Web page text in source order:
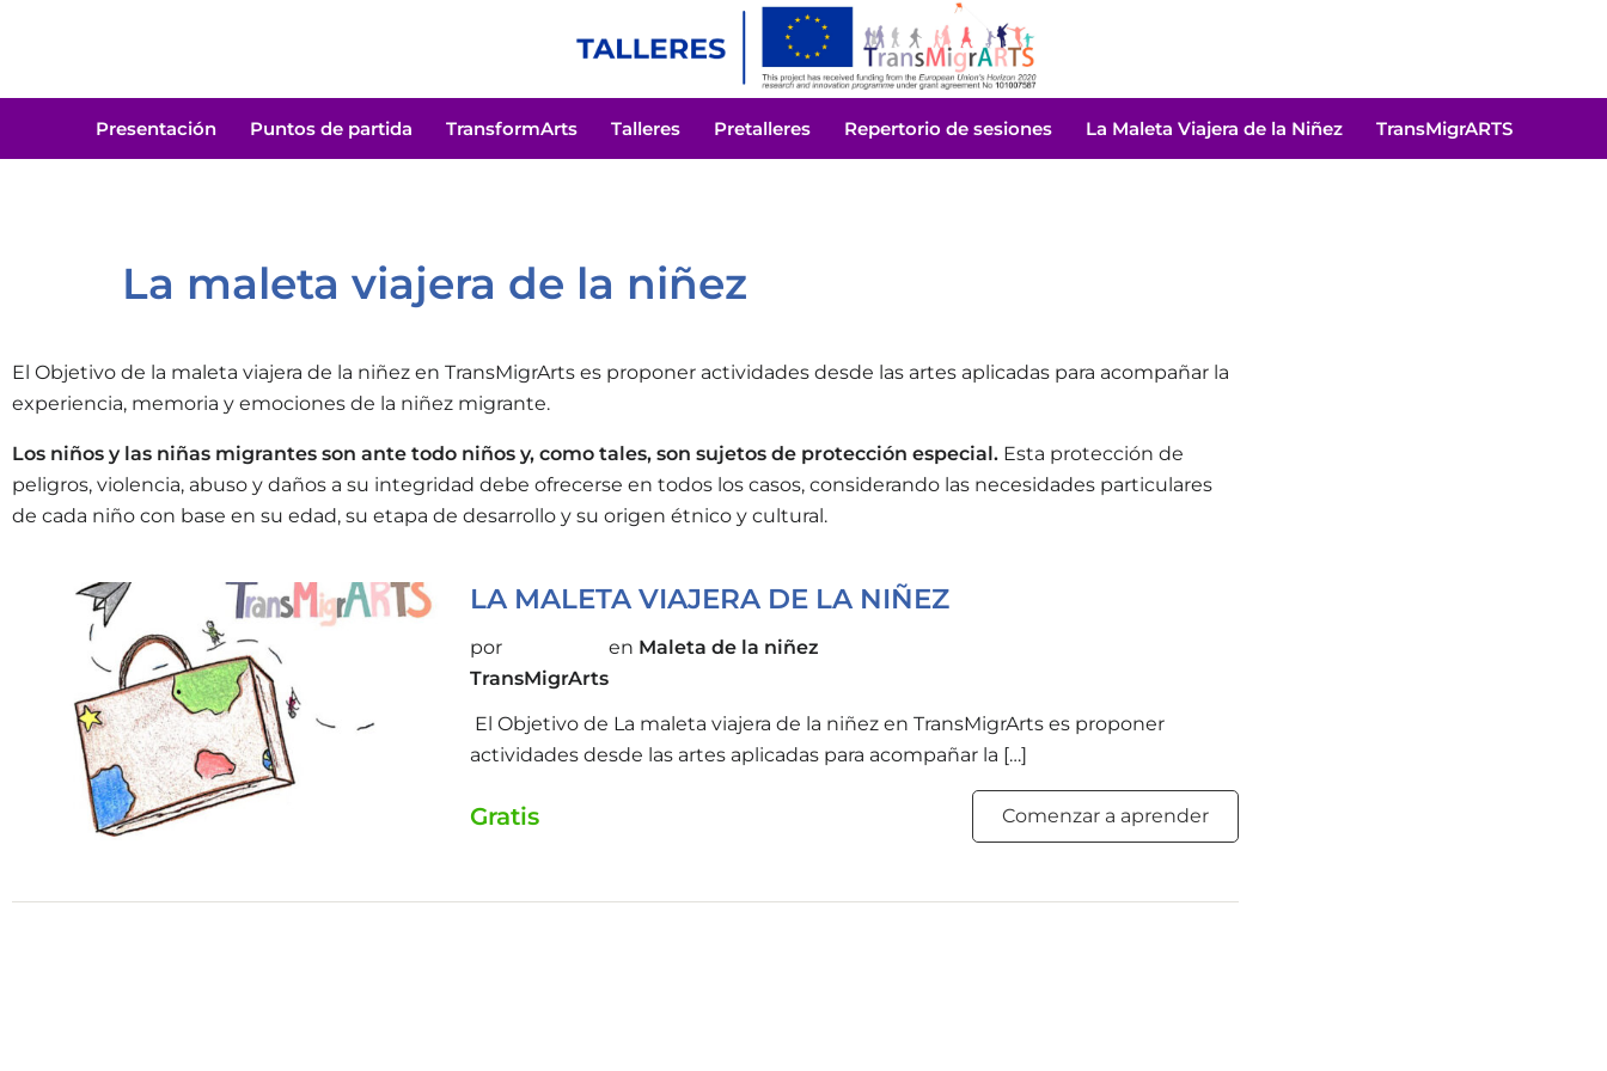
Presentación Puntos de partida TransformArts Talleres Pretalleres Repertorio de sesiones La Maleta Viajera de la Niñez TransMigrARTS
La maleta viajera de la niñez
El Objetivo de la maleta viajera de la niñez en TransMigrArts es proponer actividades desde las artes aplicadas para acompañar la
experiencia, memoria y emociones de la niñez migrante.
Los niños y las niñas migrantes son ante todo niños y, como tales, son sujetos de protección especial. Esta protección de
peligros, violencia, abuso y daños a su integridad debe ofrecerse en todos los casos, considerando las necesidades particulares
de cada niño con base en su edad, su etapa de desarrollo y su origen étnico y cultural.
LA MALETA VIAJERA DE LA NIÑEZ
por
TransMigrArts
en Maleta de la niñez
El Objetivo de La maleta viajera de la niñez en TransMigrArts es proponer
actividades desde las artes aplicadas para acompañar la […]
Gratis Comenzar a aprender